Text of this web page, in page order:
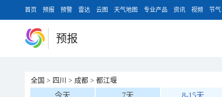
首页 预报 预警 雷达 云图 天气地图 专业产品 资讯 视频 节气
预报
全国 > 四川 > 成都 > 都江堰
今天 7天 8-15天